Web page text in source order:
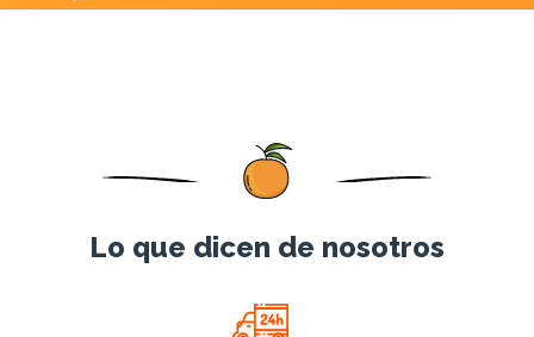
Lo que dicen de nosotros